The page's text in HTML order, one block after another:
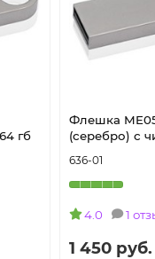
гб
Флешка
(серебро) с
636-01
4.0 1
1 450 руб.